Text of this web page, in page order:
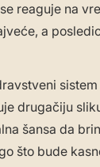
reaguje na
a
drugačiju
šansa da
što bude